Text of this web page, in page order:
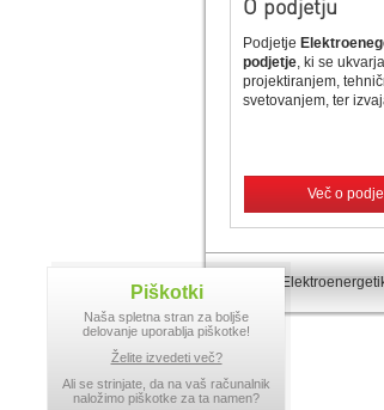
O podjetju
Podjetje
podjetje, ki se
projektiranjem,
svetovanjem, ter
Več o
© 2013
Piškotki
Naša spletna stran za boljše
delovanje uporablja piškotke!
Želite izvedeti več?
Ali se strinjate, da na vaš računalnik
naložimo piškotke za ta namen?